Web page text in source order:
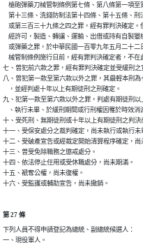
槍砲彈藥刀械管制條例第七條、第八條第一項至
第十三條、洗錢防制法第十四條、第十五條、
或第三百三十九條之四之罪，經有罪判決確定
經許可，製造、轉讓、運輸、出借或持有自製
或彈藥之罪，於中華民國一百零九年五月二十
械管制條例施行日前，經有罪判決確定者，不在
七、曾犯前六款之罪，經有罪判決確定並受緩刑之
八、曾犯第一款至第六款以外之罪，其最輕本刑為
    ，並經判處十年以上有期徒刑之刑確定。
九、犯第一款至第六款以外之罪，判處有期徒刑
、執行未畢、於緩刑期間或行刑權因罹於時效消
十、受死刑、無期徒刑或十年以上有期徒刑之判決
十一、受保安處分之裁判確定，尚未執行或執行未
十二、受破產宣告或經裁定開始清算程序確定，尚
十三、曾受免除職務之懲戒處分。
十四、依法停止任用或受休職處分，尚未期滿。
十五、褫奪公權，尚未復權。
十六、受監護或輔助宣告，尚未撤銷。
第 27 條
下列人員不得申請登記為總統、副總統候選人：
一、現役軍人。